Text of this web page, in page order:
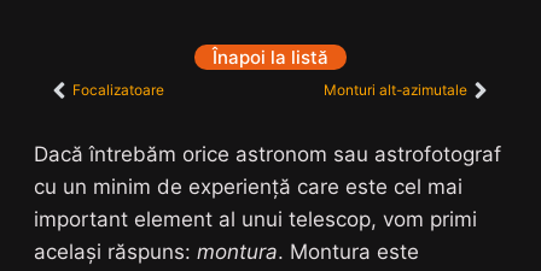
Înapoi la listă
Focalizatoare Monturi alt-azimutale
Dacă întrebăm orice astronom sau astrofotograf
cu un minim de experiență care este cel mai
important element al unui telescop, vom primi
același răspuns: montura. Montura este